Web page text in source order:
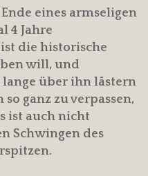
eines armseligen
4 Jahre
die historische
will, und
über ihn lästern
ganz zu verpassen,
ist auch nicht
Schwingen des